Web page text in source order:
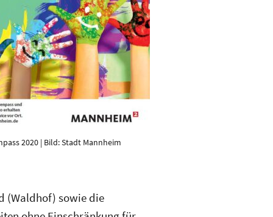
2020 | Bild: Stadt Mannheim
(Waldhof) sowie die